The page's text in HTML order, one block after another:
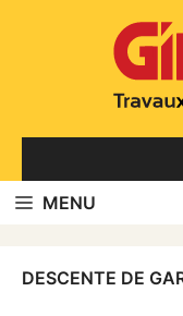
MENU
DESCENTE DE